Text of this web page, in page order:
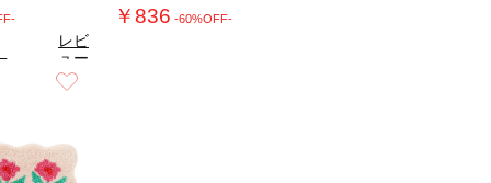
レビ
ュー
を見
る
￥836 -60%OFF-